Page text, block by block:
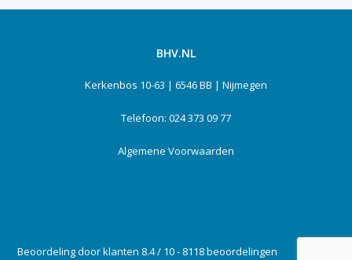
BHV.NL
Kerkenbos 10-63 | 6546 BB | Nijmegen
Telefoon: 024 373 09 77
Algemene Voorwaarden
Beoordeling door klanten 8.4 / 10 - 8118 beoordelingen